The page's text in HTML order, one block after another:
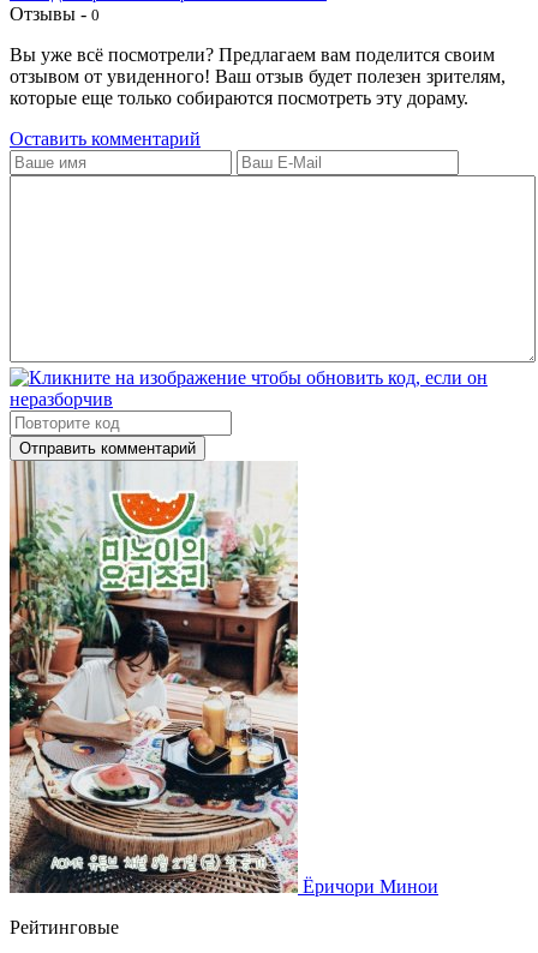
Отзывы - 0
Вы уже всё посмотрели? Предлагаем вам поделится своим
отзывом от увиденного! Ваш отзыв будет полезен зрителям,
которые еще только собираются посмотреть эту дораму.
Оставить комментарий
Отправить комментарий
Ёричори Минои
Рейтинговые